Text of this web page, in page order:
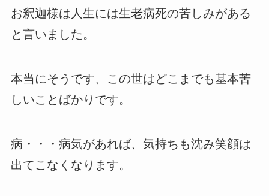
お釈迦様は人生には生老病死の苦しみがある
と言いました。
本当にそうです、この世はどこまでも基本苦
しいことばかりです。
病・・・病気があれば、気持ちも沈み笑顔は
出てこなくなります。